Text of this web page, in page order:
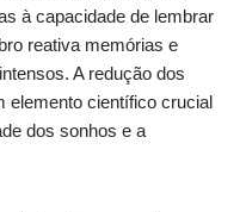
à capacidade de lembrar
reativa memórias e
A redução dos
elemento científico crucial
dos sonhos e a